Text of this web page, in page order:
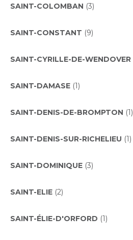
SAINT-COLOMBAN (3)
SAINT-CONSTANT (9)
SAINT-CYRILLE-DE-WENDOVER
SAINT-DAMASE (1)
SAINT-DENIS-DE-BROMPTON (1)
SAINT-DENIS-SUR-RICHELIEU (1)
SAINT-DOMINIQUE (3)
SAINT-ELIE (2)
SAINT-ÉLIE-D'ORFORD (1)